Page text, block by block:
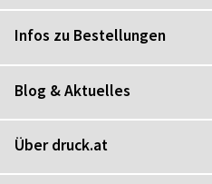
Infos zu Bestellungen
Blog & Aktuelles
Über druck.at